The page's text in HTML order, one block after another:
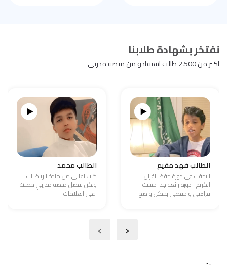
نفتخر بشهادة طلابنا
اكثر من 2،500 طالب استفادو من منصة مدربي
الطالب فهد مقيم
التحقت في دورة حفظ القران
الكريم . دورة رائعة جدا حسنت
قراءتي و حفظي بشكل واضح
الطالب محمد
كنت اعاني من مادة الرياضيات
ولكن بفضل منصة مدربي حصلت
اعلى العلامات
‹
›